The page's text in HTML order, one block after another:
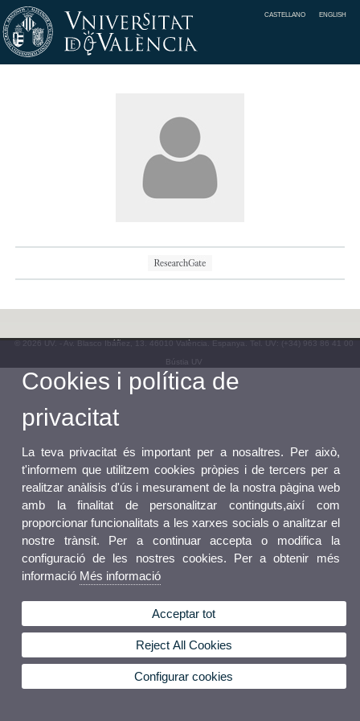
CASTELLANO ENGLISH
© 2026 UV. - Av. Blasco Ibáñez, 13. 46010 València. Espanya. Tel. UV: (+34) 963 86 41 00
Bústia UV
Cookies i política de
privacitat
La teva privacitat és important per a nosaltres. Per això,
t'informem que utilitzem cookies pròpies i de tercers per a
realitzar anàlisis d'ús i mesurament de la nostra pàgina web
amb la finalitat de personalitzar continguts,així com
proporcionar funcionalitats a les xarxes socials o analitzar el
nostre trànsit. Per a continuar accepta o modifica la
configuració de les nostres cookies. Per a obtenir més
informació Més informació
Acceptar tot
Reject All Cookies
Configurar cookies